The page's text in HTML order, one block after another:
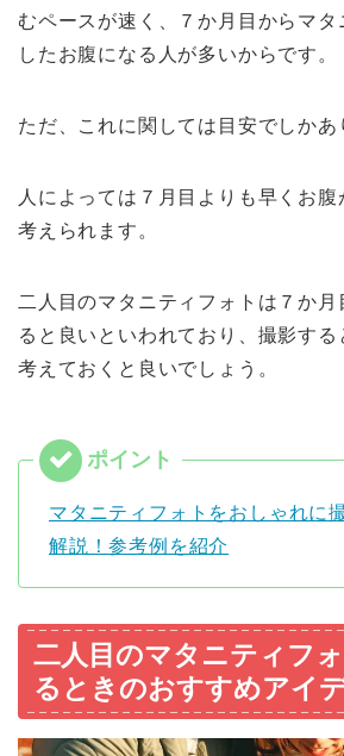
むペースが速く、７か月目からマタ
したお腹になる人が多いからです。
ただ、これに関しては目安でしかあ
人によっては７月目よりも早くお腹
考えられます。
二人目のマタニティフォトは７か月
ると良いといわれており、撮影する
考えておくと良いでしょう。
マタニティフォトをおしゃれに
解説！参考例を紹介
二人目のマタニティフ
るときのおすすめアイ